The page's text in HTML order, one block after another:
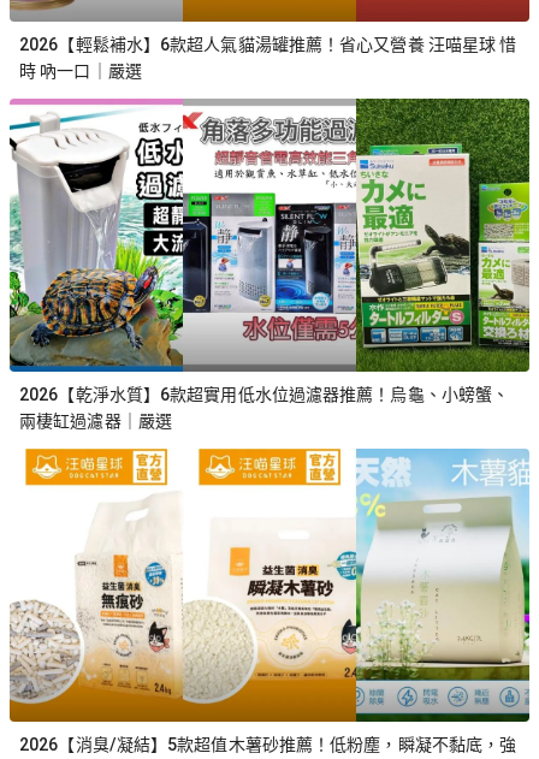
2026【輕鬆補水】6款超人氣貓湯罐推薦！省心又營養 汪喵星球 惜
時 吶一口｜嚴選
2026【乾淨水質】6款超實用低水位過濾器推薦！烏龜、小螃蟹、
兩棲缸過濾器｜嚴選
2026【消臭/凝結】5款超值木薯砂推薦！低粉塵，瞬凝不黏底，強